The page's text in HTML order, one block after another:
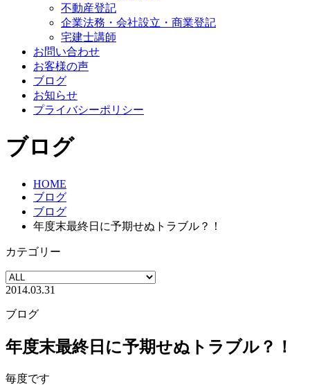
不動産登記
企業法務・会社設立・商業登記
宅建士講師
お問い合わせ
お客様の声
ブログ
お知らせ
プライバシーポリシー
ブログ
HOME
ブログ
ブログ
年度末最終日に予期せぬトラブル？！
カテゴリー
2014.03.31
ブログ
年度末最終日に予期せぬトラブル？！
毎度です